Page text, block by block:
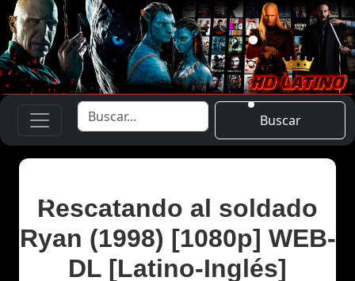
Buscar
Rescatando al soldado
Ryan (1998) [1080p] WEB-
DL [Latino-Inglés]